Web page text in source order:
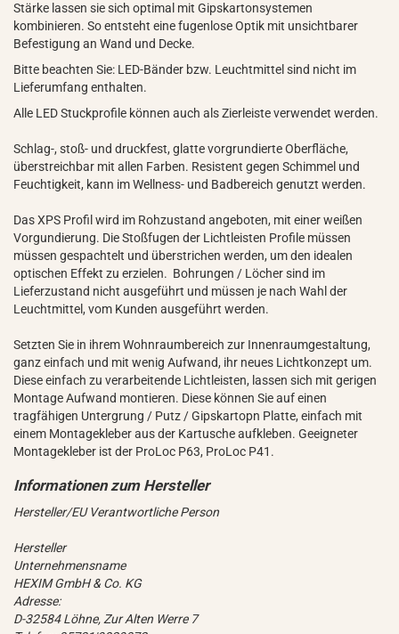
Stärke lassen sie sich optimal mit Gipskartonsystemen
kombinieren. So entsteht eine fugenlose Optik mit unsichtbarer
Befestigung an Wand und Decke.
Bitte beachten Sie: LED-Bänder bzw. Leuchtmittel sind nicht im
Lieferumfang enthalten.
Alle LED Stuckprofile können auch als Zierleiste verwendet werden.
Schlag-, stoß- und druckfest, glatte vorgrundierte Oberfläche,
überstreichbar mit allen Farben. Resistent gegen Schimmel und
Feuchtigkeit, kann im Wellness- und Badbereich genutzt werden.
Das XPS Profil wird im Rohzustand angeboten, mit einer weißen
Vorgundierung. Die Stoßfugen der Lichtleisten Profile müssen
müssen gespachtelt und überstrichen werden, um den idealen
optischen Effekt zu erzielen. Bohrungen / Löcher sind im
Lieferzustand nicht ausgeführt und müssen je nach Wahl der
Leuchtmittel, vom Kunden ausgeführt werden.
Setzten Sie in ihrem Wohnraumbereich zur Innenraumgestaltung,
ganz einfach und mit wenig Aufwand, ihr neues Lichtkonzept um.
Diese einfach zu verarbeitende Lichtleisten, lassen sich mit gerigen
Montage Aufwand montieren. Diese können Sie auf einen
tragfähigen Untergrung / Putz / Gipskartopn Platte, einfach mit
einem Montagekleber aus der Kartusche aufkleben. Geeigneter
Montagekleber ist der ProLoc P63, ProLoc P41.
Hersteller/EU Verantwortliche Person
Hersteller
Unternehmensname
HEXIM GmbH & Co. KG
Adresse:
D-32584 Löhne, Zur Alten Werre 7